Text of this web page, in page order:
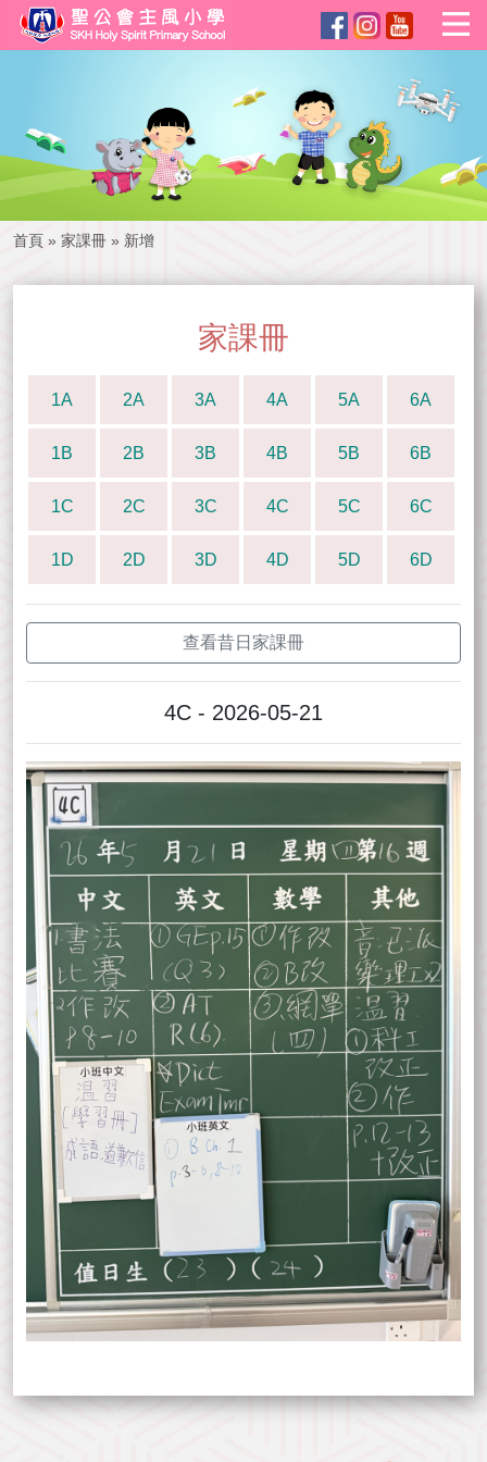
首頁 » 家課冊 » 新增
家課冊
1A 2A 3A 4A 5A 6A
1B 2B 3B 4B 5B 6B
1C 2C 3C 4C 5C 6C
1D 2D 3D 4D 5D 6D
查看昔日家課冊
4C - 2026-05-21